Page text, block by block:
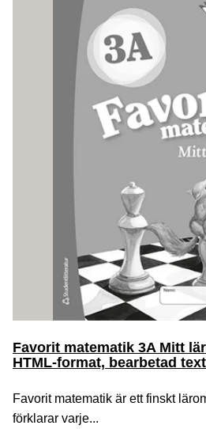
Favorit matematik 3A Mitt
HTML-format, bearbetad
Favorit matematik är ett finskt
förklarar varje...